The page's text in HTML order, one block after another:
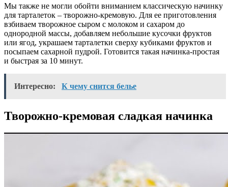
Мы также не могли обойти вниманием классическую начинку
для тарталеток – творожно-кремовую. Для ее приготовления
взбиваем творожное сыром с молоком и сахаром до
однородной массы, добавляем небольшие кусочки фруктов
или ягод, украшаем тарталетки сверху кубиками фруктов и
посыпаем сахарной пудрой. Готовится такая начинка-простая
и быстрая за 10 минут.
Интересно: К чему снится белье
Творожно-кремовая сладкая начинка